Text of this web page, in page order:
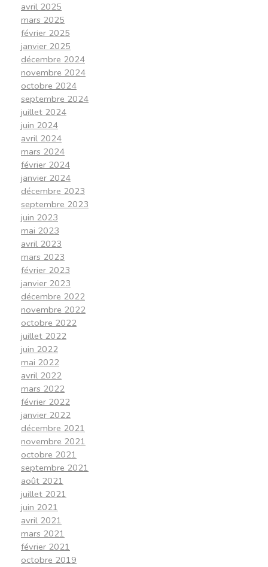
avril 2025
mars 2025
février 2025
janvier 2025
décembre 2024
novembre 2024
octobre 2024
septembre 2024
juillet 2024
juin 2024
avril 2024
mars 2024
février 2024
janvier 2024
décembre 2023
septembre 2023
juin 2023
mai 2023
avril 2023
mars 2023
février 2023
janvier 2023
décembre 2022
novembre 2022
octobre 2022
juillet 2022
juin 2022
mai 2022
avril 2022
mars 2022
février 2022
janvier 2022
décembre 2021
novembre 2021
octobre 2021
septembre 2021
août 2021
juillet 2021
juin 2021
avril 2021
mars 2021
février 2021
octobre 2019